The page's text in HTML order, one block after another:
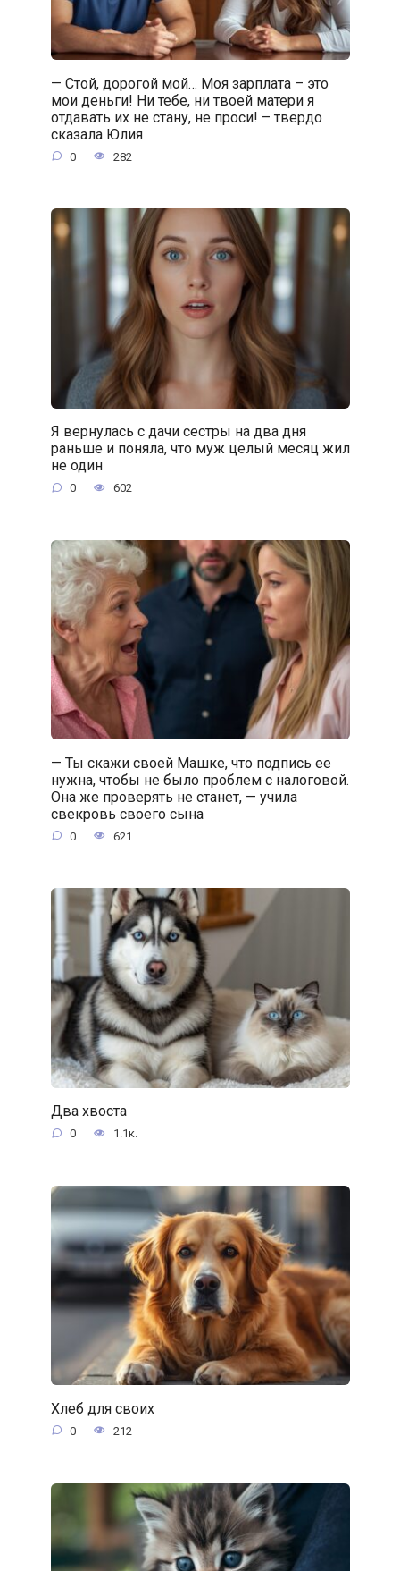
— Стой, дорогой мой… Моя зарплата – это
мои деньги! Ни тебе, ни твоей матери я
отдавать их не стану, не проси! – твердо
сказала Юлия
0 282
Я вернулась с дачи сестры на два дня
раньше и поняла, что муж целый месяц жил
не один
0 602
— Ты скажи своей Машке, что подпись ее
нужна, чтобы не было проблем с налоговой.
Она же проверять не станет, — учила
свекровь своего сына
0 621
Два хвоста
0 1.1к.
Хлеб для своих
0 212